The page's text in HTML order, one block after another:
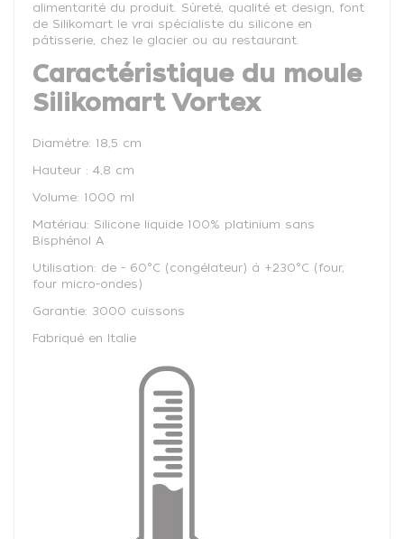
alimentarité du produit. Sûreté, qualité et design, font
de Silikomart le vrai spécialiste du silicone en
pâtisserie, chez le glacier ou au restaurant.
Caractéristique du moule
Silikomart Vortex
Diamètre: 18,5 cm
Hauteur : 4,8 cm
Volume: 1000 ml
Matériau: Silicone liquide 100% platinium sans
Bisphénol A
Utilisation: de - 60°C (congélateur) à +230°C (four,
four micro-ondes)
Garantie: 3000 cuissons
Fabriqué en Italie